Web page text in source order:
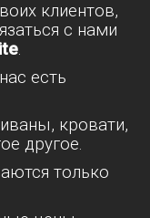
клиентов,
с нами
.
есть
кровати,
другое.
только